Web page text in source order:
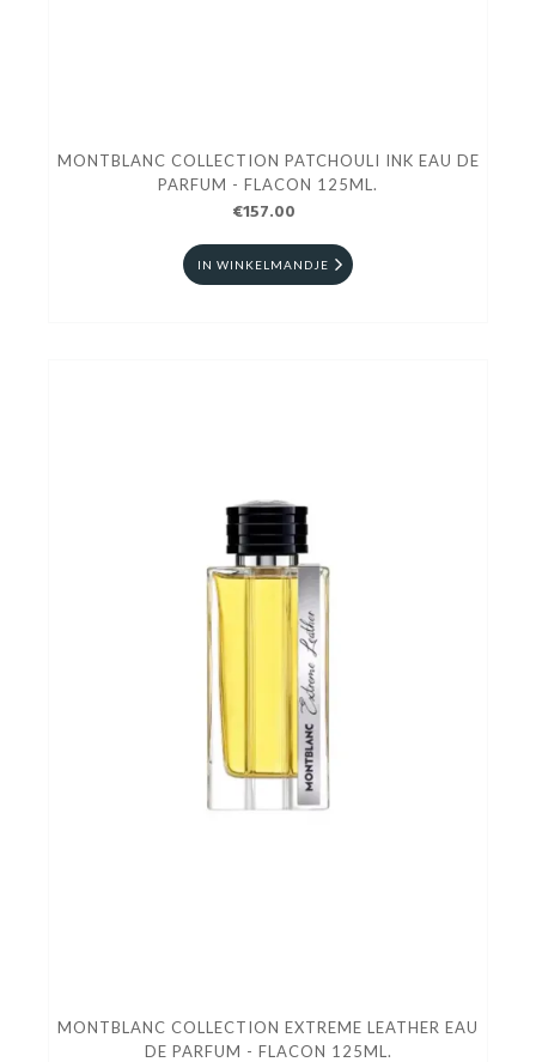
MONTBLANC COLLECTION PATCHOULI INK EAU DE
PARFUM - FLACON 125ML.
€157.00
IN WINKELMANDJE
MONTBLANC COLLECTION EXTREME LEATHER EAU
DE PARFUM - FLACON 125ML.